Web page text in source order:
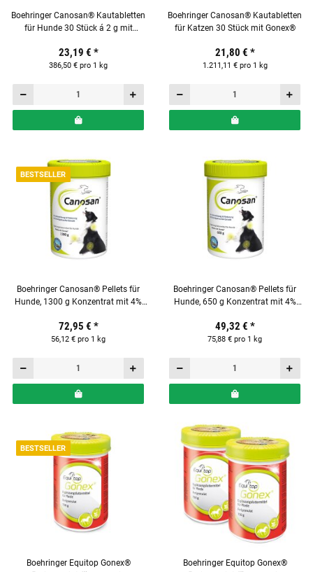
Boehringer Canosan® Kautabletten
für Hunde 30 Stück á 2 g mit
23,19 € *
386,50 € pro 1 kg
Boehringer Canosan® Kautabletten
für Katzen 30 Stück mit Gonex®
21,80 € *
1.211,11 € pro 1 kg
BESTSELLER
Boehringer Canosan® Pellets für
Hunde, 1300 g Konzentrat mit 4%
72,95 € *
56,12 € pro 1 kg
Boehringer Canosan® Pellets für
Hunde, 650 g Konzentrat mit 4%
49,32 € *
75,88 € pro 1 kg
BESTSELLER
Boehringer Equitop Gonex®
Boehringer Equitop Gonex®